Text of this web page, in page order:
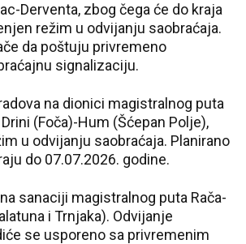
Derventa, zbog čega će do kraja
režim u odvijanju saobraćaja.
da poštuju privremeno
signalizaciju.
na dionici magistralnog puta
(Foča)-Hum (Šćepan Polje),
u odvijanju saobraćaja. Planirano
do 07.07.2026. godine.
sanaciji magistralnog puta Rača-
i Trnjaka). Odvijanje
se usporeno sa privremenim